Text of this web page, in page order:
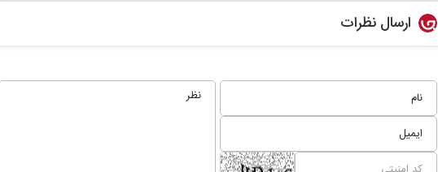
ارسال نظرات